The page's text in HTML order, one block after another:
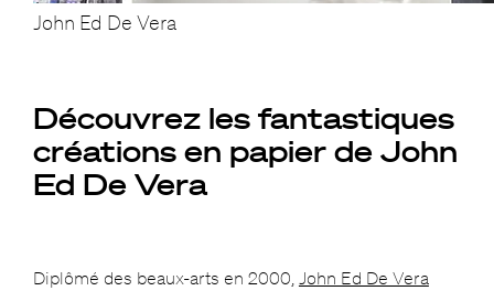
John Ed De Vera
Découvrez les fantastiques
créations en papier de John
Ed De Vera
Diplômé des beaux-arts en 2000, John Ed De Vera